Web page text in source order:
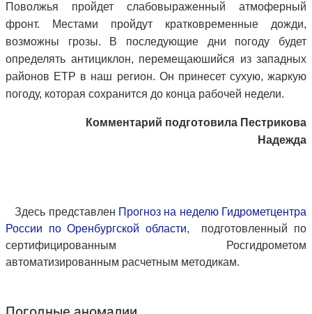
Поволжья пройдет слабовыраженный атмоферный
фронт. Местами пройдут кратковременные дожди,
возможны грозы. В последующие дни погоду будет
определять антициклон, перемещаюшийся из западных
районов ЕТР в наш регион. Он принесет сухую, жаркую
погоду, которая сохранится до конца рабочей недели.
Комментарий подготовила Пестрикова
Надежда
Здесь представлен Прогноз на неделю Гидрометцентра
России по Оренбургской области, подготовленный по
сертифицированным Росгидрометом
автоматизированным расчетным методикам.